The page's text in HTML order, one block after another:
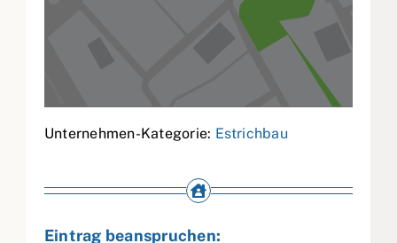
Unternehmen-Kategorie: Estrichbau
Eintrag beanspruchen: